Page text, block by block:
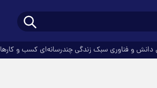
دانش و فناوری سبک زندگیچندرسانه‌ای کسب و کارها